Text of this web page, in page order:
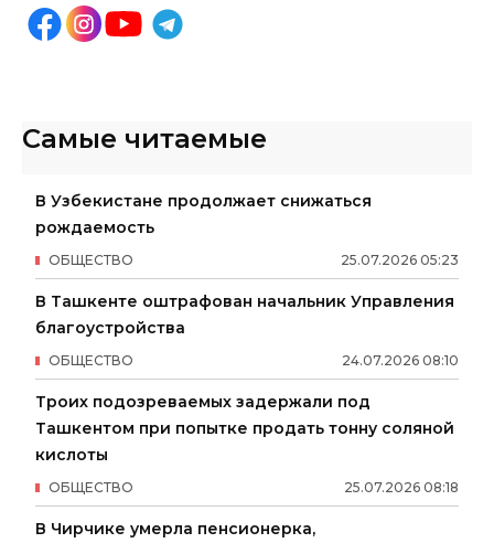
Самые читаемые
В Узбекистане продолжает снижаться
рождаемость
25.07.2026 05:23
ОБЩЕСТВО
В Ташкенте оштрафован начальник Управления
благоустройства
24.07.2026 08:10
ОБЩЕСТВО
Троих подозреваемых задержали под
Ташкентом при попытке продать тонну соляной
кислоты
25.07.2026 08:18
ОБЩЕСТВО
В Чирчике умерла пенсионерка,